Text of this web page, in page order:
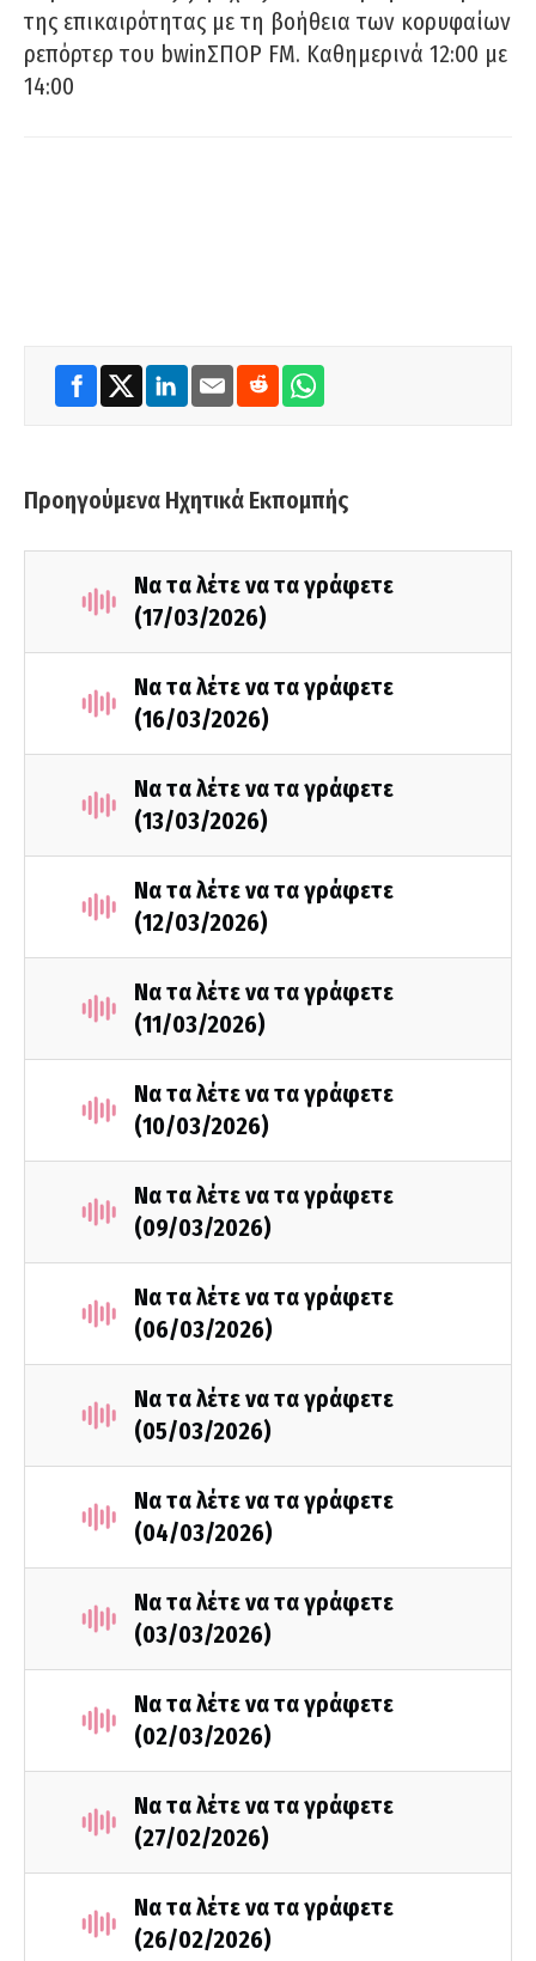
της επικαιρότητας με τη βοήθεια των κορυφαίων
ρεπόρτερ του bwinΣΠΟΡ FM. Καθημερινά 12:00 με
14:00
Προηγούμενα Ηχητικά Εκπομπής
Να τα λέτε να τα γράφετε
(17/03/2026)
Να τα λέτε να τα γράφετε
(16/03/2026)
Να τα λέτε να τα γράφετε
(13/03/2026)
Να τα λέτε να τα γράφετε
(12/03/2026)
Να τα λέτε να τα γράφετε
(11/03/2026)
Να τα λέτε να τα γράφετε
(10/03/2026)
Να τα λέτε να τα γράφετε
(09/03/2026)
Να τα λέτε να τα γράφετε
(06/03/2026)
Να τα λέτε να τα γράφετε
(05/03/2026)
Να τα λέτε να τα γράφετε
(04/03/2026)
Να τα λέτε να τα γράφετε
(03/03/2026)
Να τα λέτε να τα γράφετε
(02/03/2026)
Να τα λέτε να τα γράφετε
(27/02/2026)
Να τα λέτε να τα γράφετε
(26/02/2026)